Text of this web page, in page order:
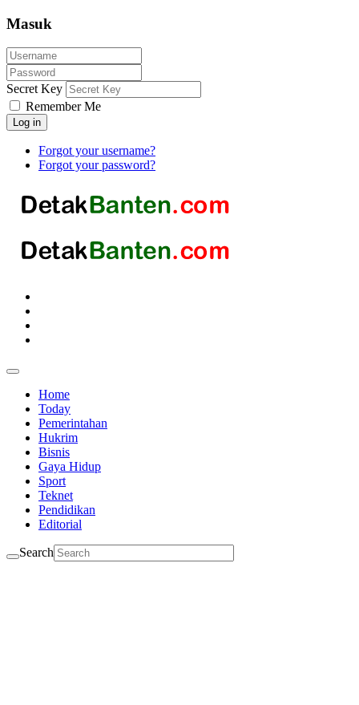
Masuk
Secret Key
Remember Me
Log in
Forgot your username?
Forgot your password?
Home
Today
Pemerintahan
Hukrim
Bisnis
Gaya Hidup
Sport
Teknet
Pendidikan
Editorial
Search